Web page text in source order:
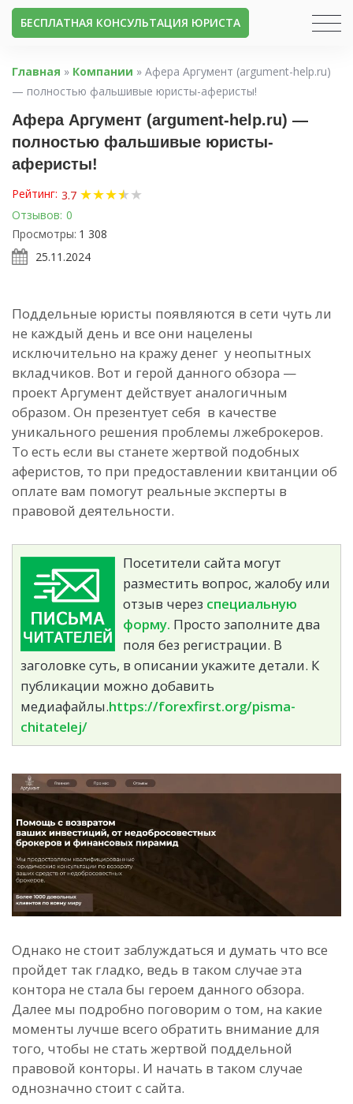
БЕСПЛАТНАЯ КОНСУЛЬТАЦИЯ ЮРИСТА
Главная » Компании » Афера Аргумент (argument-help.ru)
— полностью фальшивые юристы-аферисты!
Афера Аргумент (argument-help.ru) —
полностью фальшивые юристы-
аферисты!
Рейтинг: 3.7 ★★★★
★★
Отзывов: 0
Просмотры: 1 308
25.11.2024
Поддельные юристы появляются в сети чуть ли
не каждый день и все они нацелены
исключительно на кражу денег у неопытных
вкладчиков. Вот и герой данного обзора —
проект Аргумент действует аналогичным
образом. Он презентует себя в качестве
уникального решения проблемы лжеброкеров.
То есть если вы станете жертвой подобных
аферистов, то при предоставлении квитанции об
оплате вам помогут реальные эксперты в
правовой деятельности.
Посетители сайта могут
разместить вопрос, жалобу или
отзыв через специальную
форму. Просто заполните два
поля без регистрации. В
заголовке суть, в описании укажите детали. К
публикации можно добавить
медиафайлы.https://forexfirst.org/pisma-
chitatelej/
Однако не стоит заблуждаться и думать что все
пройдет так гладко, ведь в таком случае эта
контора не стала бы героем данного обзора.
Далее мы подробно поговорим о том, на какие
моменты лучше всего обратить внимание для
того, чтобы не стать жертвой поддельной
правовой конторы. И начать в таком случае
однозначно стоит с сайта.